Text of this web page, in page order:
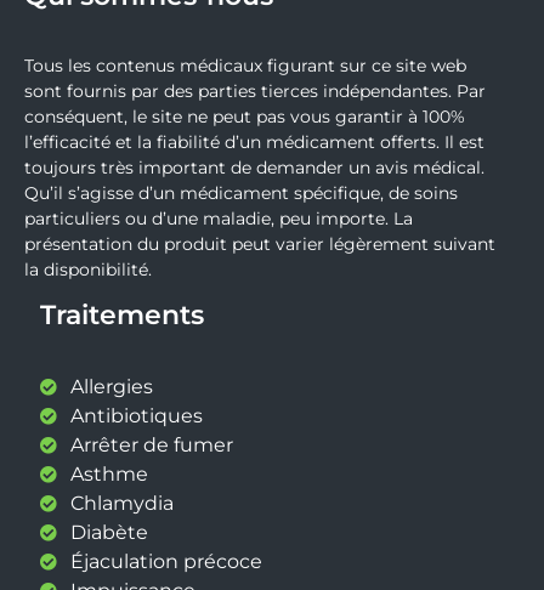
Antibiotiques
Arrêter de fumer
Asthme
Chlamydia
Diabète
Éjaculation précoce
Impuissance
Pertre du poids - Surpoids
Amoxicilline
Azithromycine
Doxycycline
Mysimba
Orlistat
Saxenda
Tramadol